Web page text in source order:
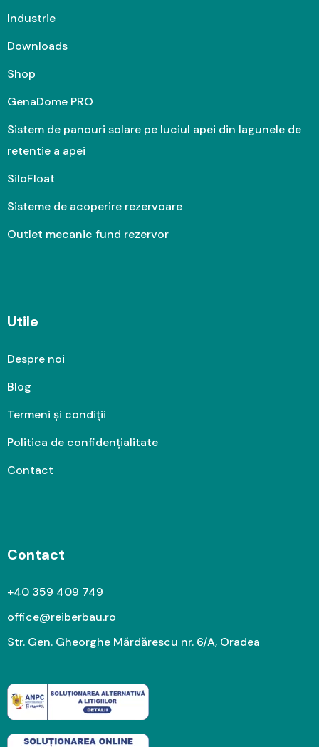
Industrie
Downloads
Shop
GenaDome PRO
Sistem de panouri solare pe luciul apei din lagunele de
retentie a apei
SiloFloat
Sisteme de acoperire rezervoare
Outlet mecanic fund rezervor
Utile
Despre noi
Blog
Termeni și condiții
Politica de confidențialitate
Contact
Contact
+40 359 409 749
office@reiberbau.ro
Str. Gen. Gheorghe Mărdărescu nr. 6/A, Oradea